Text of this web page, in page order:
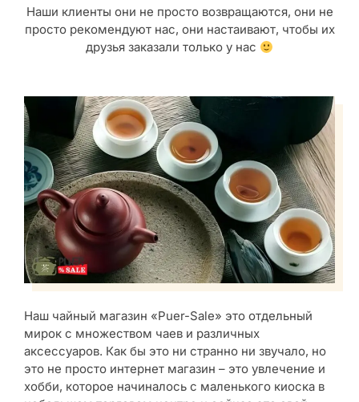
Наши клиенты они не просто возвращаются, они не
просто рекомендуют нас, они настаивают, чтобы их
друзья заказали только у нас
Наш чайный магазин «Puer-Sale» это отдельный
мирок с множеством чаев и различных
аксессуаров. Как бы это ни странно ни звучало, но
это не просто интернет магазин – это увлечение и
хобби, которое начиналось с маленького киоска в